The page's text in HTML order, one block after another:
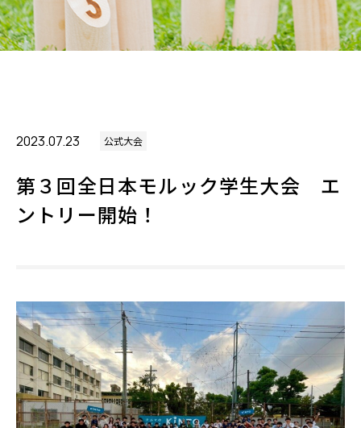
2023.07.23 公式大会
第３回全日本モルック学生大会 エ
ントリー開始！